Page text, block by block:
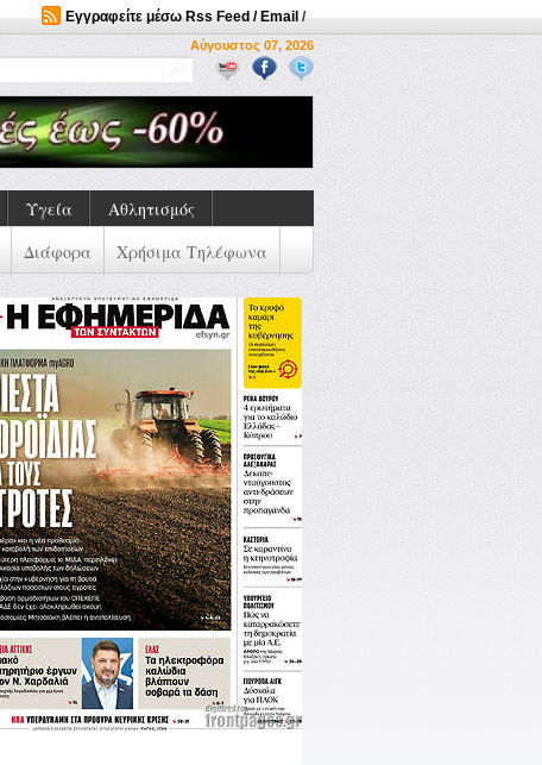
Εγγραφείτε μέσω Rss Feed / Email /
Αύγουστος 07, 2026
Υγεία
Αθλητισμός
Διάφορα Χρήσιμα Τηλέφωνα